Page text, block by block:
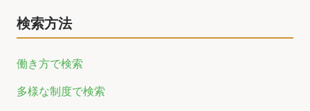
検索方法
働き方で検索
多様な制度で検索